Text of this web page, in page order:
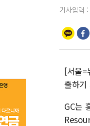
기사입력 :
[서울=
출하기
GC는